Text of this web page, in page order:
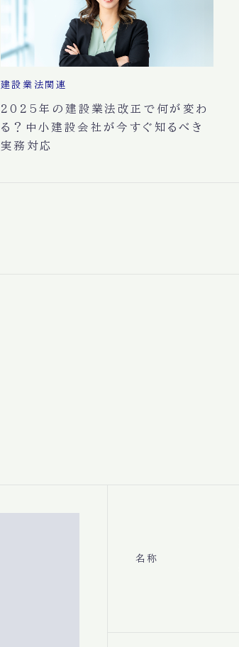
建設業法関連
2025年の建設業法改正で何が変わ
る？中小建設会社が今すぐ知るべき
実務対応
名称